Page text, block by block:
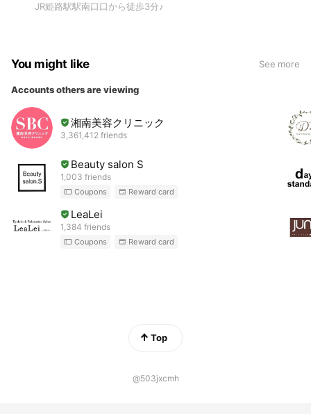
JR姫路駅駅南口口から徒歩3分♪
You might like See more
Accounts others are viewing
湘南美容クリニック
3,361,412 friends
Beauty salon S
1,003 friends
Coupons Reward card
LeaLei
1,384 friends
Coupons Reward card
Top
@503jxcmh